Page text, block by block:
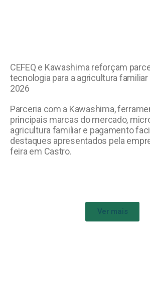
CEFEQ e Kawashima reforçam
tecnologia para a agricultura
2026
Parceria com a Kawashima,
principais marcas do mercado,
agricultura familiar e pagamento
destaques apresentados pela
feira em Castro.
Ver mais